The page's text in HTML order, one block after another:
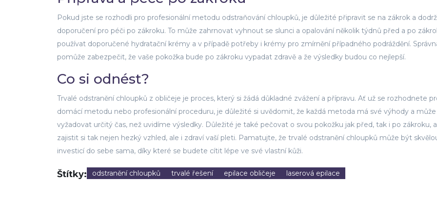
Pokud jste se rozhodli pro profesionální metodu odstraňování chloupků, je důležité připravit se na zákrok a
doporučení pro péči po zákroku. To může zahrnovat vyhnout se slunci a opalování několik týdnů před a po
používat doporučené hydratační krémy a v případě potřeby i krémy pro zmírnění případného podráždění.
pomůže zabezpečit, že vaše pokožka bude po zákroku vypadat zdravě a že výsledky budou co nejlepší.
Co si odnést?
Trvalé odstranění chloupků z obličeje je proces, který si žádá důkladné zvážení a přípravu. Ať už se rozhodnete
domácí metodu nebo profesionální proceduru, je důležité si uvědomit, že každá metoda má své výhody a může
vyžadovat určitý čas, než uvidíme výsledky. Důležité je také pečovat o svou pokožku jak před, tak i po zákroku, a
zajistit si tak nejen hezký vzhled, ale i zdraví vaší pleti. Pamatujte, že trvalé odstranění chloupků může být
investicí do sebe sama, díky které se budete cítit lépe ve své vlastní kůži.
Štítky: odstranění chloupků trvalé řešení epilace obličeje laserová epilace